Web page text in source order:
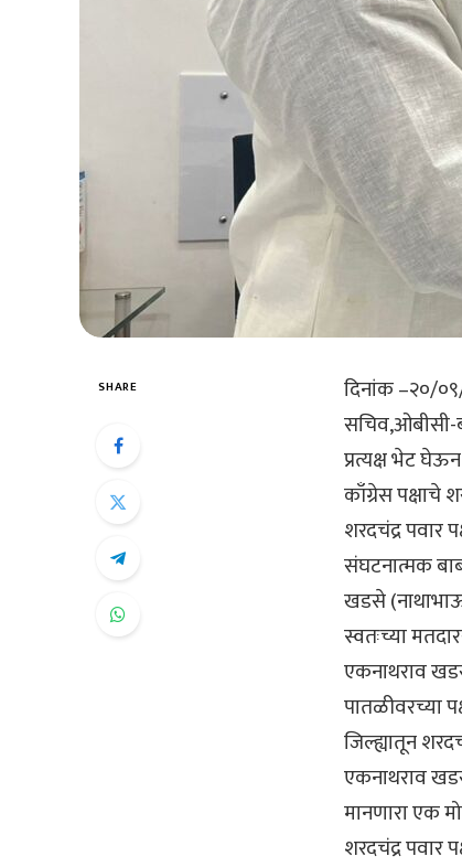
SHARE
दिनांक –२०/०९/
सचिव,ओबीसी-
प्रत्यक्ष भेट
काँग्रेस पक्षाचे
शरदचंद्र पवार
संघटनात्मक
खडसे
स्वतःच्या
एकनाथराव
पातळीवरच्या
जिल्ह्यातून
एकनाथराव
मानणारा एक
शरदचंद्र पवार